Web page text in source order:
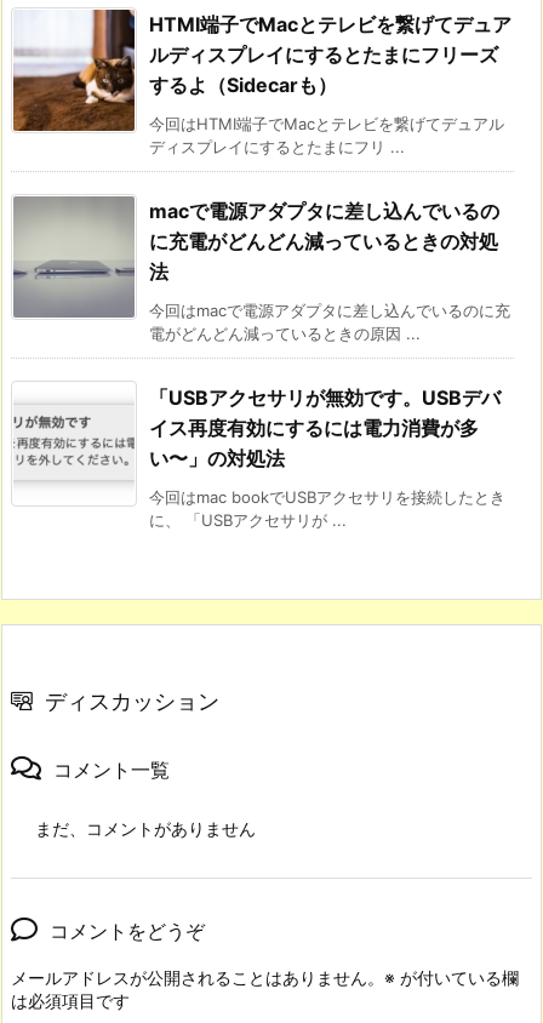
HTMI端子でMacとテレビを繋げてデュア
ルディスプレイにするとたまにフリーズ
するよ（Sidecarも）
今回はHTMI端子でMacとテレビを繋げてデュアル
ディスプレイにするとたまにフリ ...
macで電源アダプタに差し込んでいるの
に充電がどんどん減っているときの対処
法
今回はmacで電源アダプタに差し込んでいるのに充
電がどんどん減っているときの原因 ...
「USBアクセサリが無効です。USBデバ
イス再度有効にするには電力消費が多
い〜」の対処法
今回はmac bookでUSBアクセサリを接続したとき
に、 「USBアクセサリが ...
ディスカッション
コメント一覧
まだ、コメントがありません
コメントをどうぞ
メールアドレスが公開されることはありません。 ※ が付いている欄
は必須項目です